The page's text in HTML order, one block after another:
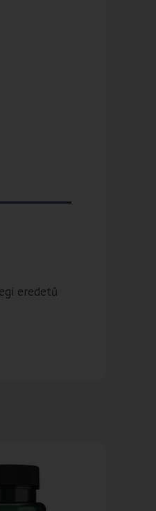
eredetű